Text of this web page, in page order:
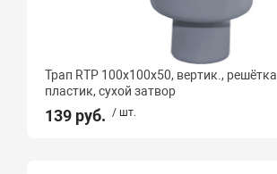
Трап RTP 100х100х50, вертик., решётка
пластик, сухой затвор
139 руб. / шт.